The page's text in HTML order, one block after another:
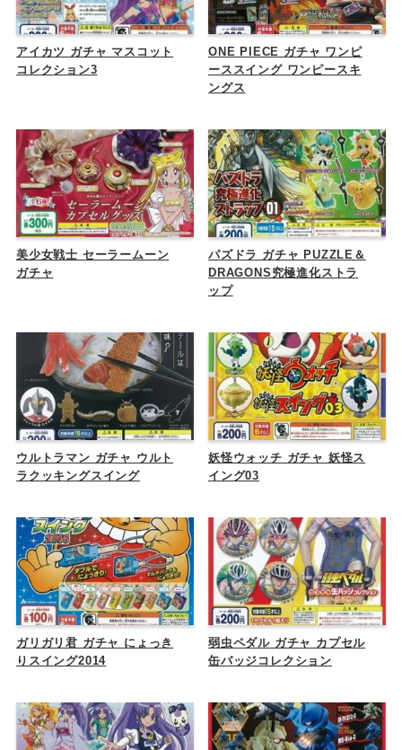
アイカツ ガチャ マスコット
コレクション3
ONE PIECE ガチャ ワンピ
ーススイング ワンピースキ
ングス
美少女戦士 セーラームーン
ガチャ
パズドラ ガチャ PUZZLE＆
DRAGONS究極進化ストラ
ップ
ウルトラマン ガチャ ウルト
ラクッキングスイング
妖怪ウォッチ ガチャ 妖怪ス
イング03
ガリガリ君 ガチャ にょっき
りスイング2014
弱虫ペダル ガチャ カプセル
缶バッジコレクション